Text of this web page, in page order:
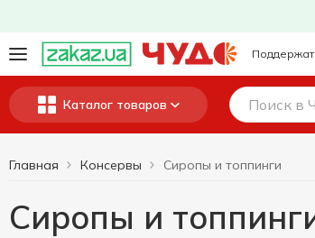
Каталог товаров
Главная Консервы Сиропы и топпинги
Сиропы и